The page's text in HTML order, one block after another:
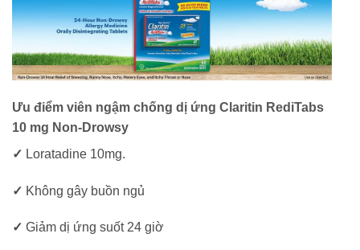
Ưu điểm viên ngậm chống dị ứng Claritin RediTabs
10 mg Non-Drowsy
✓ Loratadine 10mg.
✓ Không gây buồn ngủ
✓ Giảm dị ứng suốt 24 giờ